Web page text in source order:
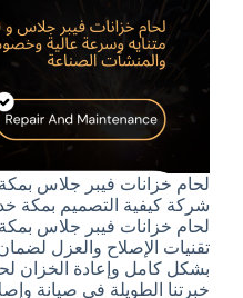
شركة كيفية التصميم
لحام خزانات فيبر جلاس
تقنيات الإصلاح والعزل
بشكل كامل وإعادة الخزان
خبرتنا الطويلة في صيانة